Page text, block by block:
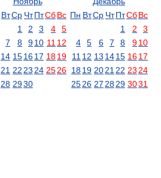
ВтСр ЧтПтСбВс
1
2 3 4
5
7 8 910 11 12
14 151617 1819
21 22 23 24 2526
28 2930
Пн ВтСр ЧтПтСбВс
1
2
3
4
5 6 7 8 910
11 12 13 1415 1617
1819 2021 22 23 24
2526 27 2829 3031